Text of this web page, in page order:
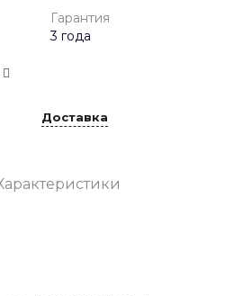
Гарантия
3 года
Доставка